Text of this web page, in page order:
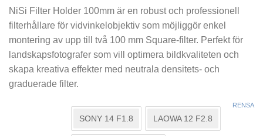
till
1,699 kr
NiSi Filter Holder 100mm är en robust och professionell
filterhållare för vidvinkelobjektiv som möjliggör enkel
montering av upp till två 100 mm Square-filter. Perfekt för
landskapsfotografer som vill optimera bildkvaliteten och
skapa kreativa effekter med neutrala densitets- och
graduerade filter.
SONY 14 F1.8 LAOWA 12 F2.8
RENSA